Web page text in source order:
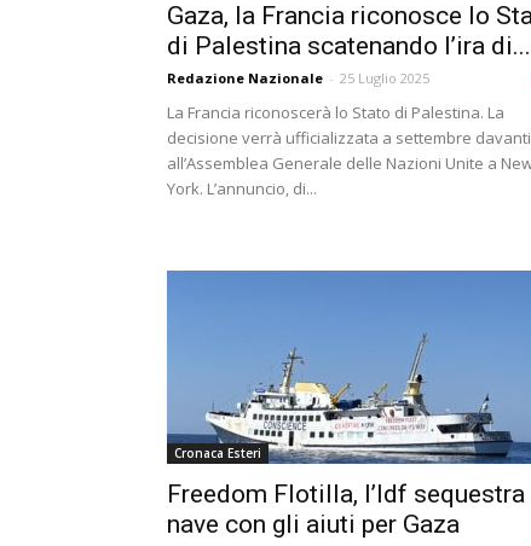
Gaza, la Francia riconosce lo
di Palestina scatenando l’ira di...
Redazione Nazionale - 25 Luglio 2025
La Francia riconoscerà lo Stato di Palestina. La
decisione verrà ufficializzata a settembre davanti
all’Assemblea Generale delle Nazioni Unite a
York. L’annuncio, di...
Cronaca Esteri
Freedom Flotilla, l’Idf sequestra
nave con gli aiuti per Gaza